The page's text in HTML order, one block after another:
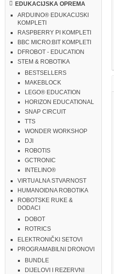
EDUKACIJSKA OPREMA
ARDUINO® EDUKACIJSKI
KOMPLETI
RASPBERRY PI KOMPLETI
BBC MICRO:BIT KOMPLETI
DFROBOT - EDUCATION
STEM & ROBOTIKA
BESTSELLERS
MAKEBLOCK
LEGO® EDUCATION
HORIZON EDUCATIONAL
SNAP CIRCUIT
TTS
WONDER WORKSHOP
DJI
ROBOTIS
GCTRONIC
INTELINO®
VIRTUALNA STVARNOST
HUMANOIDNA ROBOTIKA
ROBOTSKE RUKE &
DODACI
DOBOT
ROTRICS
ELEKTRONIČKI SETOVI
PROGRAMABILNI DRONOVI
BUNDLE
DIJELOVI I REZERVNI